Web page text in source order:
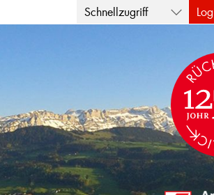
Schnellzugriff